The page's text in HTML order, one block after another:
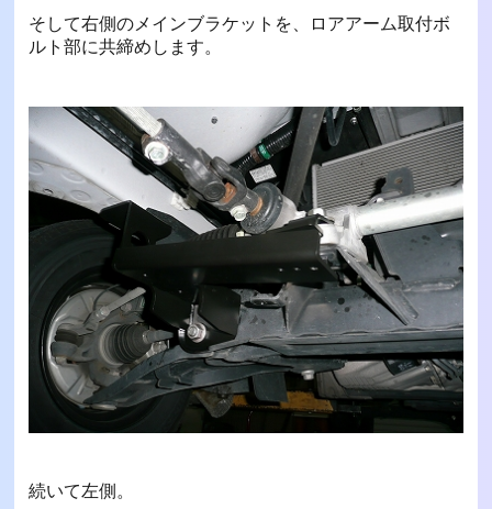
そして右側のメインブラケットを、ロアアーム取付ボ
ルト部に共締めします。
続いて左側。